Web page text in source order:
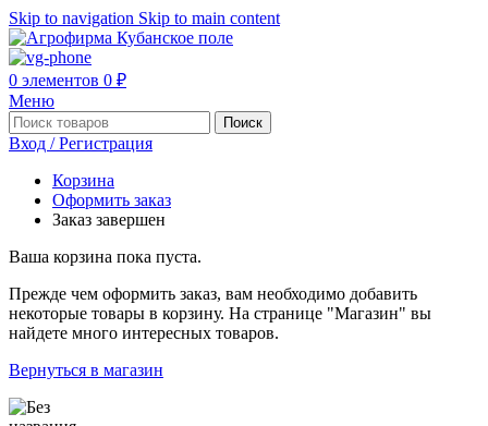
Skip to navigation Skip to main content
0 элементов 0 ₽
Меню
Поиск
Вход / Регистрация
Корзина
Оформить заказ
Заказ завершен
Ваша корзина пока пуста.
Прежде чем оформить заказ, вам необходимо добавить
некоторые товары в корзину. На странице "Магазин" вы
найдете много интересных товаров.
Вернуться в магазин